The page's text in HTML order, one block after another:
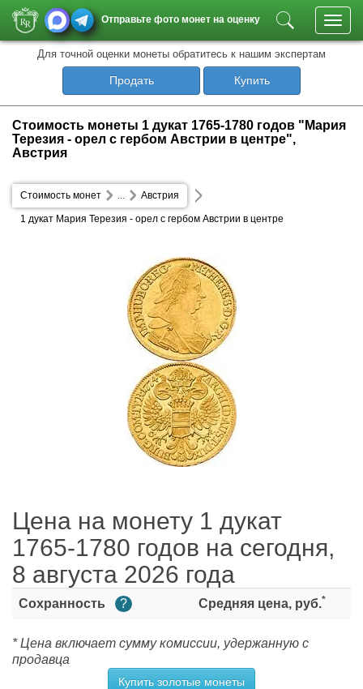
Отправьте фото монет на оценку
Для точной оценки монеты обратитесь к нашим экспертам
Продать Купить
Стоимость монеты 1 дукат 1765-1780 годов "Мария
Терезия - орел с гербом Австрии в центре",
Австрия
Стоимость монет Австрия
...
1 дукат Мария Терезия - орел с гербом Австрии в центре
Цена на монету 1 дукат
1765-1780 годов на сегодня,
8 августа 2026 года
Сохранность ? Средняя цена, руб.*
* Цена включает сумму комиссии, удержанную с
продавца
Купить золотые монеты